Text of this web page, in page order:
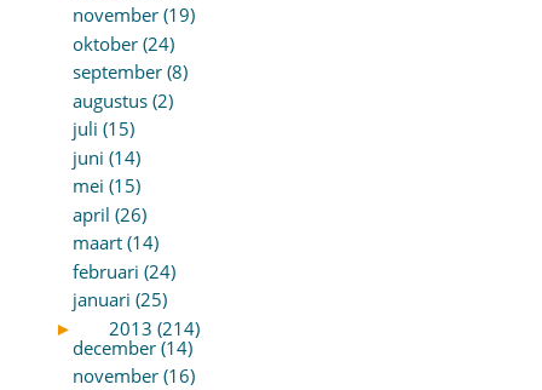
november (19)
oktober (24)
september (8)
augustus (2)
juli (15)
juni (14)
mei (15)
april (26)
maart (14)
februari (24)
januari (25)
►
2013 (214)
december (14)
november (16)